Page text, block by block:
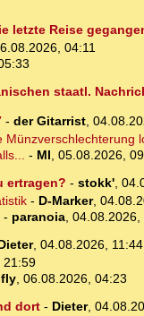
letzte Reise
04:11
staatl.
- der Gitarrist,
Münzverschlechterung
- MI, 05.08.2026,
ertragen? - stokk',
- D-Marker,
- paranoia, 04.08.2026,
, 04.08.2026, 11:44
21:59
, 06.08.2026, 04:23
dort- Dieter,